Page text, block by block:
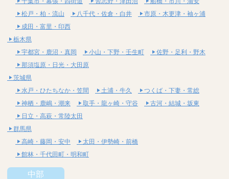
松戸・柏・流山
八千代・佐倉・白井
市原・木更津・袖ヶ浦
成田・富里・印西
栃木県
宇都宮・鹿沼・真岡
小山・下野・壬生町
佐野・足利・野木
那須塩原・日光・大田原
茨城県
水戸・ひたちなか・笠間
土浦・牛久
つくば・下妻・常総
神栖・鹿嶋・潮来
取手・龍ヶ崎・守谷
古河・結城・坂東
日立・高萩・常陸太田
群馬県
高崎・藤岡・安中
太田・伊勢崎・前橋
館林・千代田町・明和町
中部